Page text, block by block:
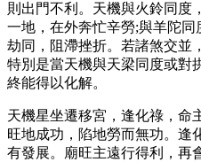
則出門不利。天機與火鈴同度
一地，在外奔忙辛勞;與羊陀
劫同，阻滯挫折。若諸煞交並
特別是當天機與天梁同度或對
終能得以化解。
天機星坐遷移宮，逢化祿，命
旺地成功，陷地勞而無功。逢
有發展。廟旺主遠行得利，再